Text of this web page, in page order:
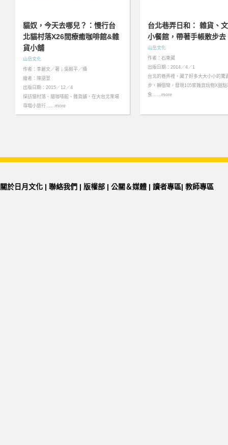
貓奴，今天去哪兒？：慢行台
北貓村落X26間療癒咖啡館&雜
貨小舖
山岳文化
作者：李麗文／著；吳毅平／攝
繪者：陳語萱
出版日期：2015／12／4
探訪貓村落、貓咖啡館、雜貨舖，在大台北來場
尋喵小旅行……more
台北巷弄日和： 雜貨、
小餐館，帶著手帳散步去
山岳文化
作者：石東藏
出版日期：2014／4／1
台北的巷弄裡，藏了好多大大小小的驚
步，轉個彎，發現105家雜貨玩物X甜點
食……more
關於日月文化 | 聯絡我們 | 版權部 | 公關＆媒體 | 讀者專區| 教師專區